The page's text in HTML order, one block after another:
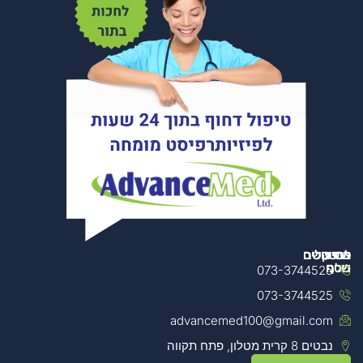
מידע
נוסף
אודות
החברה
מדיניות
הטיפולים
שלנו
הטיפולים
שלנו
הטכנולוגיה
למטפלים
למטפלים
למטפלים
צרו קשר
073-3744525
073-3744525
advancemed100@gmail.com
נבטים 8 קרית מטלון, פתח תקווה